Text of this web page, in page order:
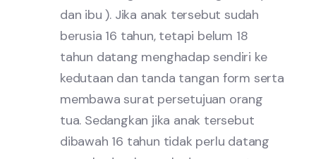
dan ibu ). Jika anak tersebut sudah
berusia 16 tahun, tetapi belum 18
tahun datang menghadap sendiri ke
kedutaan dan tanda tangan form serta
membawa surat persetujuan orang
tua. Sedangkan jika anak tersebut
dibawah 16 tahun tidak perlu datang